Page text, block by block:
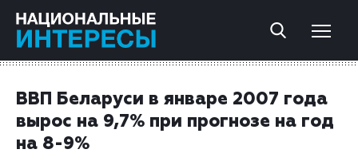
ВВП Беларуси в январе 2007 года
вырос на 9,7% при прогнозе на год
на 8-9%